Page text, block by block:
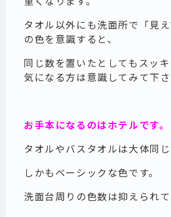
タオル以外にも洗面所で「見
の色を意識すると、
同じ数を置いたとしてもスッ
気になる方は意識してみて下さ
お手本になるのはホテルです。
タオルやバスタオルは大体同じ
しかもベーシックな色です。
洗面台周りの色数は抑えられて